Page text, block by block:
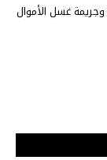
وجريمة غسل الأموال